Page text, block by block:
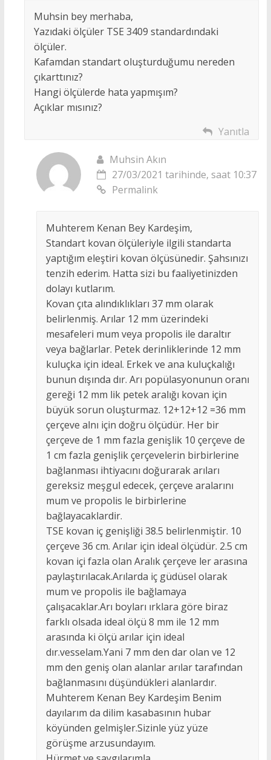
Muhsin bey merhaba,
Yazıdaki ölçüler TSE 3409 standardındaki
ölçüler.
Kafamdan standart oluşturduğumu nereden
çıkarttınız?
Hangi ölçülerde hata yapmışım?
Açıklar mısınız?
Yanıtla
Muhsin Akın
27/03/2021 tarihinde, saat 10:37
Permalink
Muhterem Kenan Bey Kardeşim,
Standart kovan ölçüleriyle ilgili standarta
yaptığım eleştiri kovan ölçüsünedir. Şahsınızı
tenzih ederim. Hatta sizi bu faaliyetinizden
dolayı kutlarım.
Kovan çıta alındıklıkları 37 mm olarak
belirlenmiş. Arılar 12 mm üzerindeki
mesafeleri mum veya propolis ile daraltır
veya bağlarlar. Petek derinliklerinde 12 mm
kuluçka için ideal. Erkek ve ana kuluçkalığı
bunun dışında dır. Arı popülasyonunun oranı
gereği 12 mm lik petek aralığı kovan için
büyük sorun oluşturmaz. 12+12+12 =36 mm
çerçeve alnı için doğru ölçüdür. Her bir
çerçeve de 1 mm fazla genişlik 10 çerçeve de
1 cm fazla genişlik çerçevelerin birbirlerine
bağlanması ihtiyacını doğurarak arıları
gereksiz meşgul edecek, çerçeve aralarını
mum ve propolis le birbirlerine
bağlayacaklardir.
TSE kovan iç genişliği 38.5 belirlenmiştir. 10
çerçeve 36 cm. Arılar için ideal ölçüdür. 2.5 cm
kovan içi fazla olan Aralık çerçeve ler arasına
paylaştırılacak.Arılarda iç güdüsel olarak
mum ve propolis ile bağlamaya
çalışacaklar.Arı boyları ırklara göre biraz
farklı olsada ideal ölçü 8 mm ile 12 mm
arasında ki ölçü arılar için ideal
dır.vesselam.Yani 7 mm den dar olan ve 12
mm den geniş olan alanlar arılar tarafından
bağlanmasını düşündükleri alanlardır.
Muhterem Kenan Bey Kardeşim Benim
dayılarım da dilim kasabasının hubar
köyünden gelmişler.Sizinle yüz yüze
görüşme arzusundayım.